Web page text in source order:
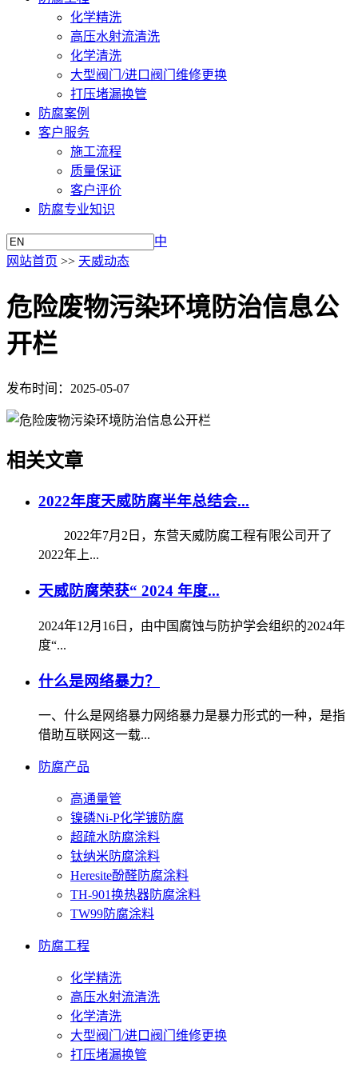
化学精洗
高压水射流清洗
化学清洗
大型阀门/进口阀门维修更换
打压堵漏换管
防腐案例
客户服务
施工流程
质量保证
客户评价
防腐专业知识
中
网站首页 >> 天威动态
危险废物污染环境防治信息公
开栏
发布时间：2025-05-07
相关文章
2022年度天威防腐半年总结会...
2022年7月2日，东营天威防腐工程有限公司开了
2022年上...
天威防腐荣获“ 2024 年度...
2024年12月16日，由中国腐蚀与防护学会组织的2024年
度“...
什么是网络暴力？
一、什么是网络暴力网络暴力是暴力形式的一种，是指
借助互联网这一载...
防腐产品
高通量管
镍磷Ni-P化学镀防腐
超疏水防腐涂料
钛纳米防腐涂料
Heresite酚醛防腐涂料
TH-901换热器防腐涂料
TW99防腐涂料
防腐工程
化学精洗
高压水射流清洗
化学清洗
大型阀门/进口阀门维修更换
打压堵漏换管